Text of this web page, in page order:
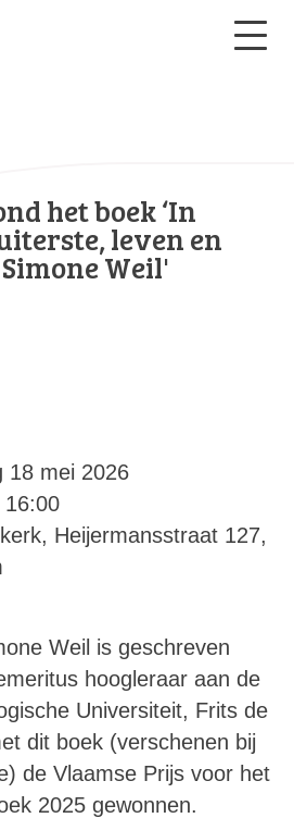
het boek ‘In
leven en
Weil'
18 mei 2026
Heijermansstraat 127,
Weil is geschreven
hoogleraar aan de
Universiteit, Frits de
dit boek (verschenen bij
de Vlaamse Prijs voor het
2025 gewonnen.